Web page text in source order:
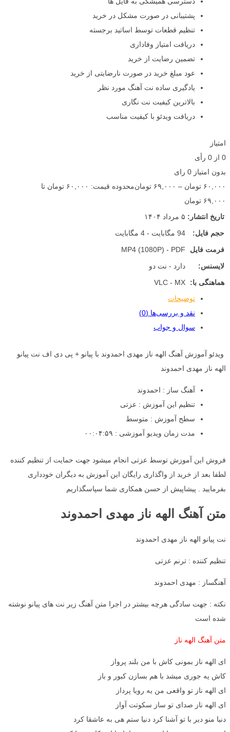
پشتیبانی در صورت مشکل در خرید
تنظیم قطعات توسط اساتید برجسته
دریافت امتیاز وفاداری
تضمین رضایت از خرید
عود مبلغ خرید در صورت نارضایتی از خرید
یادگیری ساده نت آهنگ مورد نظر
بالاترین کیفیت نت نگاری
دریافت ویدئو با کیفیت مناسب
امتیاز
0 از 0 رأی
بدون امتیاز 0 رای
۶۰,۰۰۰ تومان – ۶۹,۰۰۰ تومان
محدوده قیمت: ۶۰,۰۰۰ تومان تا
۶۹,۰۰۰ تومان
تاریخ انتشار: ۵ مرداد ۱۴۰۴
حجم فایل:
94 مگابایت - 4 مگابایت
فرمت فایل
MP4 (1080P) - PDF
لایسنس:
دارد - نت دو
هماهنگی با:
VLC - MX
توضیحات
نقد و بررسی‌ها (0)
سوال و جواب
ویدئو آموزش آهنگ الهه ناز مهدی احمدوند با پیانو + پی دی اف نت پیانو
الهه ناز مهدی احمدوند
آهنگ ساز : احمدوند
تنظیم این آموزش : عزتی
سطح آموزش : متوسط
مدت زمان ویدیو آموزشی : ۰۰:۰۴:۵۹
فروش این آموزش توسط عزتی انجام میشود جهت حمایت از تنظیم کننده
لطفا بعد از خرید از واگذاری رایگان این آموزش به دیگران خودداری
بفرمایید . پیشاپیش از حسن همکاری شما سپاسگذاریم
متن آهنگ الهه ناز مهدی احمدوند
نت پیانو الهه ناز مهدی احمدوند
تنظیم کننده : ترنم عزتی
آهنگساز : مهدی احمدوند
نکته : جهت سادگی هرچه بیشتر در اجرا متن آهنگ زیر نت های پیانو نوشته
شده است
متن آهنگ الهه ناز
ای الهه ناز بمونی کاش با من بلند پرواز
کاش یه جوری میشد با هم بسازن کبور و باز
ای الهه ناز تو واقعی من یه رویا پرداز
ای الهه ناز صدای تو ساز سکوتت آواز
دنیا منو دیر با تو آشنا کرد دنیا ستم هی به عاشقا کرد